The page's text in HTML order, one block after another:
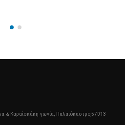
& Καραΐσκάκη γωνία, Παλαιόκαστρο,57013